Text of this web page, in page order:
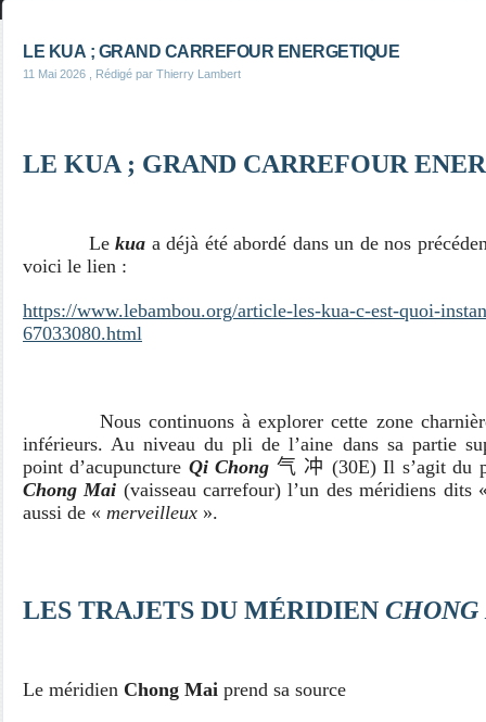
LE KUA ; GRAND CARREFOUR ENERGETIQUE
11 Mai 2026 , Rédigé par Thierry Lambert
LE KUA ; GRAND CARREFOUR
Le kua a déjà été abordé dans un de nos
voici le lien :
https://www.lebambou.org/article-les-kua-c-est-quoi-
67033080.html
Nous continuons à explorer cette zone charnière
inférieurs.Au niveau du pli de l’aine dans sa partie
point d’acupuncture Qi Chong 气 冲 (30E) Il s’agit du
Chong Mai (vaisseau carrefour) l’un des méridiens dits
aussi de « merveilleux ».
LES TRAJETS DU MÉRIDIEN CHONG
Le méridien Chong Mai prend sa source